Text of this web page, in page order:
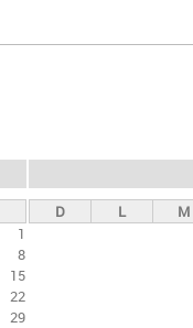
1
8
15
22
29
D L M